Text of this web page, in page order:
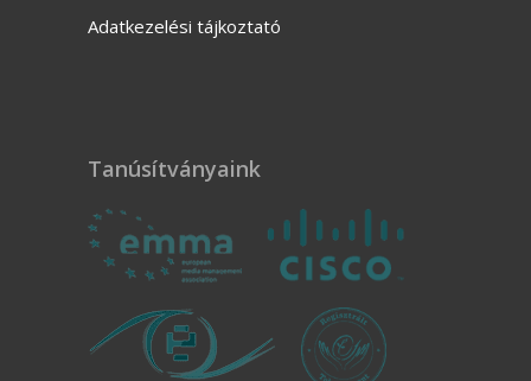
Adatkezelési tájkoztató
Tanúsítványaink